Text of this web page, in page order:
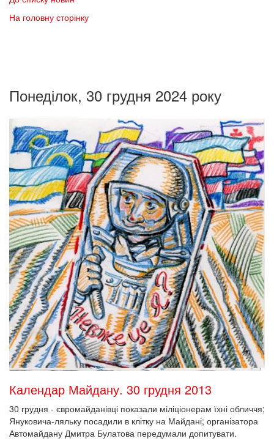
На головну сторінку
Понеділок, 30 грудня 2024 року
Календар Майдану. 30 грудня 2013
30 грудня - євромайданівці показали міліціонерам їхні обличчя;
Януковича-ляльку посадили в клітку на Майдані; організатора
Автомайдану Дмитра Булатова передумали допитувати.